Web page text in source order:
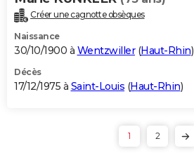
Créer une cagnotte obsèques
Naissance
30/10/1900 à Wentzwiller(Haut-Rhin)
Décès
17/12/1975 à Saint-Louis (Haut-Rhin)
1 2